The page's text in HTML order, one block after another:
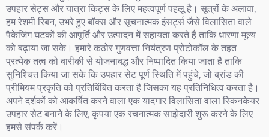
उपहार सेट्स और यात्रा किट्स के लिए महत्वपूर्ण पहलू है। सूत्रों के अलावा,
हम रेशमी रिबन, उभरे हुए बॉक्स और सूचनात्मक इंसर्ट्स जैसे विलासिता वाले
पैकेजिंग घटकों की आपूर्ति और उत्पादन में सहायता करते हैं ताकि धारणा मूल्य
को बढ़ाया जा सके। हमारे कठोर गुणवत्ता नियंत्रण प्रोटोकॉल के तहत
प्रत्येक तत्व को बारीकी से योजनाबद्ध और निष्पादित किया जाता है ताकि
सुनिश्चित किया जा सके कि उपहार सेट पूर्ण स्थिति में पहुंचे, जो ब्रांड की
प्रीमियम प्रकृति को प्रतिबिंबित करता है जिसका यह प्रतिनिधित्व करता है।
अपने दर्शकों को आकर्षित करने वाला एक यादगार विलासिता वाला स्किनकेयर
उपहार सेट बनाने के लिए, कृपया एक रचनात्मक साझेदारी शुरू करने के लिए
हमसे संपर्क करें।